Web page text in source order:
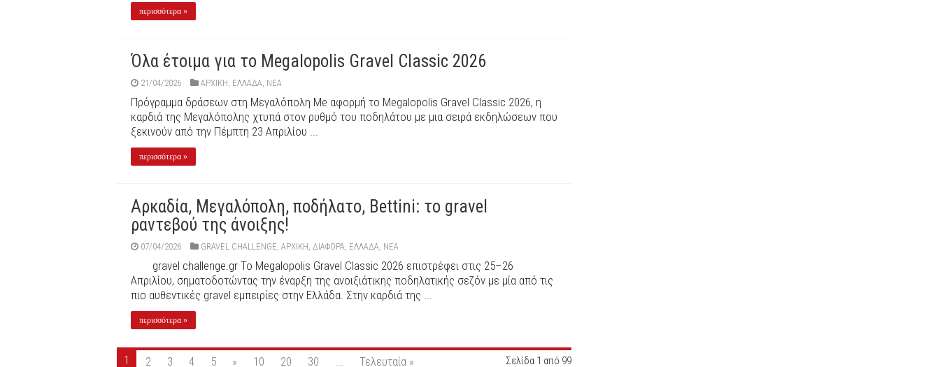
περισσότερα »
Όλα έτοιμα για το Megalopolis Gravel Classic 2026
21/04/2026 ΑΡΧΙΚΉ, ΕΛΛΑΔΑ, ΝΕΑ
Πρόγραμμα δράσεων στη Μεγαλόπολη Me αφορμή το Megalopolis Gravel Classic 2026, η
καρδιά της Μεγαλόπολης χτυπά στον ρυθμό του ποδηλάτου με μια σειρά εκδηλώσεων που
ξεκινούν από την Πέμπτη 23 Απριλίου ...
περισσότερα »
Αρκαδία, Μεγαλόπολη, ποδήλατο, Bettini: το gravel
ραντεβού της άνοιξης!
07/04/2026 GRAVEL CHALLENGE, ΑΡΧΙΚΉ, ΔΙΆΦΟΡΑ, ΕΛΛΑΔΑ, ΝΕΑ
gravel challenge.gr Το Megalopolis Gravel Classic 2026 επιστρέφει στις 25–26
Απριλίου, σηματοδοτώντας την έναρξη της ανοιξιάτικης ποδηλατικής σεζόν με μία από τις
πιο αυθεντικές gravel εμπειρίες στην Ελλάδα. Στην καρδιά της ...
περισσότερα »
Σελίδα 1 από 99
1 2 3 4 5 » 10 20 30 ... Τελευταία »